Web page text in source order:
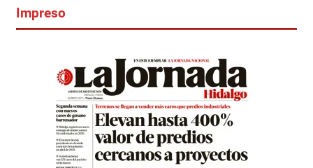
Impreso